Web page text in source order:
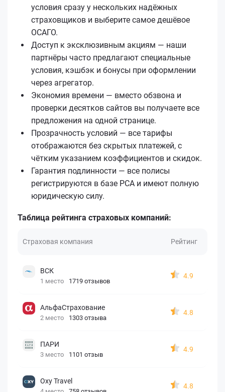
условия сразу у нескольких надёжных
страховщиков и выберите самое дешёвое
ОСАГО.
Доступ к эксклюзивным акциям — наши
партнёры часто предлагают специальные
условия, кэшбэк и бонусы при оформлении
через агрегатор.
Экономия времени — вместо обзвона и
проверки десятков сайтов вы получаете все
предложения на одной странице.
Прозрачность условий — все тарифы
отображаются без скрытых платежей, с
чётким указанием коэффициентов и скидок.
Гарантия подлинности — все полисы
регистрируются в базе РСА и имеют полную
юридическую силу.
Таблица рейтинга страховых компаний:
Страховая компания Рейтинг
ВСК
1 место 1719 отзывов
4.9
АльфаСтрахование
2 место 1303 отзыва
4.8
ПАРИ
3 место 1101 отзыв
4.9
Oxy Travel
4.8